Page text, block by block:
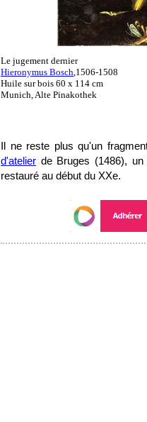
Le jugement dernier
Hieronymus Bosch,1506-1508
Huile sur bois 60 x 114 cm
Munich, Alte Pinakothek
Il ne reste plus qu'un
d'atelier de Bruges (1486),
restauré au début du XXe.